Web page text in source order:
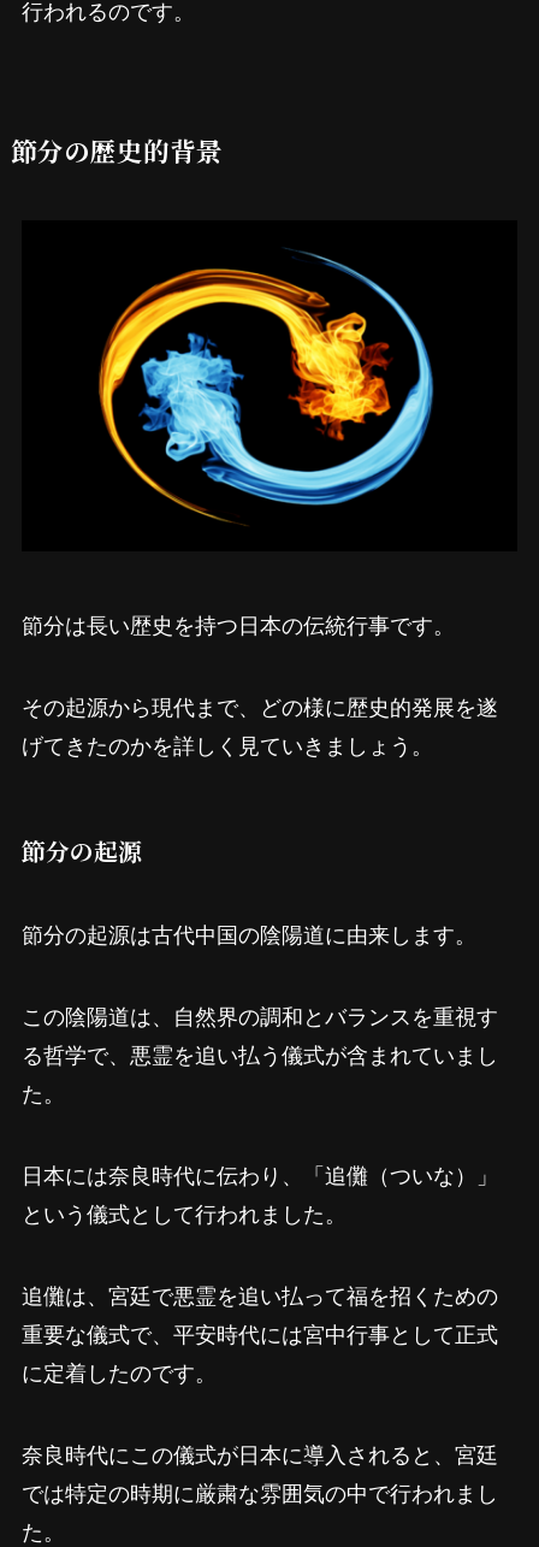
行われるのです。
節分の歴史的背景
節分は長い歴史を持つ日本の伝統行事です。
その起源から現代まで、どの様に歴史的発展を遂
げてきたのかを詳しく見ていきましょう。
節分の起源
節分の起源は古代中国の陰陽道に由来します。
この陰陽道は、自然界の調和とバランスを重視す
る哲学で、悪霊を追い払う儀式が含まれていまし
た。
日本には奈良時代に伝わり、「追儺（ついな）」
という儀式として行われました。
追儺は、宮廷で悪霊を追い払って福を招くための
重要な儀式で、平安時代には宮中行事として正式
に定着したのです。
奈良時代にこの儀式が日本に導入されると、宮廷
では特定の時期に厳粛な雰囲気の中で行われまし
た。